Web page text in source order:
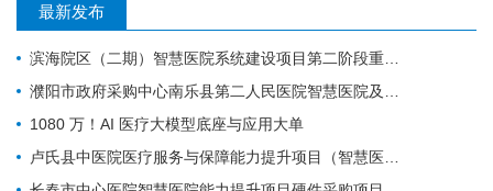
最新发布
滨海院区（二期）智慧医院系统建设项目第二阶段重症、麻醉建设公开招标招标公告
濮阳市政府采购中心南乐县第二人民医院智慧医院及医疗设备采购项目（二次）公开招标公告
1080 万！AI 医疗大模型底座与应用大单
卢氏县中医院医疗服务与保障能力提升项目（智慧医院信息平台升级改造）第一批项目-流标公告